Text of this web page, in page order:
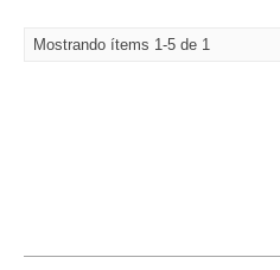
Mostrando ítems 1-5 de 1